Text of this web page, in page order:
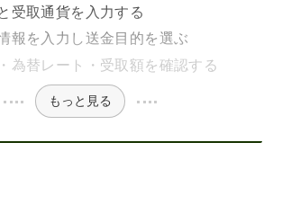
受取通貨を入力する
報を入力し送金目的を選ぶ
為替レート・受取額を確認する
もっと見る